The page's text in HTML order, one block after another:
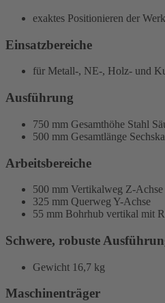
exaktes Positionieren der
Einsatzbereiche
für Metall-, NE-, Holz- und
Ausführung
750 mm Gesamthöhe Stahl
500 mm Gesamtlänge
Arbeitsbereiche
500 mm Vertikalweg Z-Achse
325 mm Querweg Y-Achse
55 mm Bohrhub vertikal mit
Schwere, robuste
Gewicht 16,7 kg
Maschinenträger